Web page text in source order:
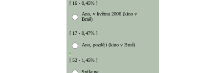
[ 16 - 0,45% ]
Ano, v květnu 2006 (kino v
Brně)
[ 17 - 0,47% ]
Ano, později (kino v Brně)
[ 52 - 1,45% ]
Spíše ne